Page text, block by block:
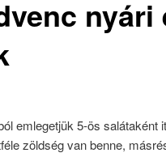
nyári
emlegetjük 5-ös salátaként
zöldség van benne,